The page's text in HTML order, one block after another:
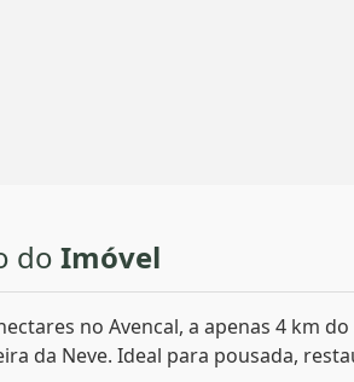
do Imóvel
no Avencal, a apenas 4 km
da Neve. Ideal para pousada,